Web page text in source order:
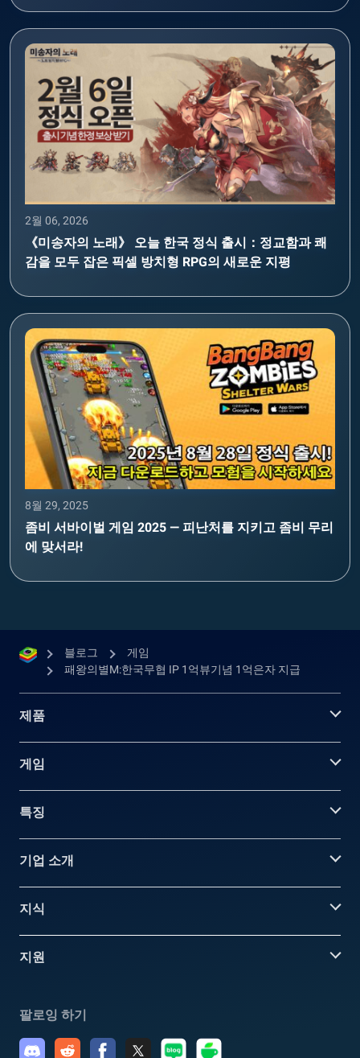
2월 06, 2026
《미송자의 노래》 오늘 한국 정식 출시：정교함과 쾌
감을 모두 잡은 픽셀 방치형 RPG의 새로운 지평
8월 29, 2025
좀비 서바이벌 게임 2025 — 피난처를 지키고 좀비 무리
에 맞서라!
블로그
게임
패왕의별M:한국무협 IP 1억뷰기념 1억은자 지급
제품
게임
특징
기업 소개
지식
지원
팔로잉 하기